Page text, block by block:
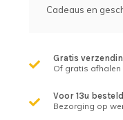
Cadeaus en
Gratis
Of gratis afhalen
Voor 13u
Bezorging op